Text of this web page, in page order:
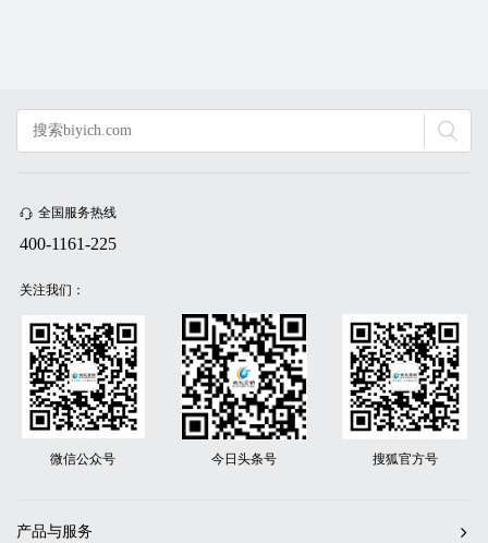
全国服务热线
400-1161-225
关注我们：
微信公众号 今日头条号 搜狐官方号
产品与服务